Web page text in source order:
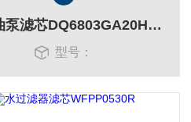
顶轴油泵滤芯DQ6803GA20H1.5C
型号：